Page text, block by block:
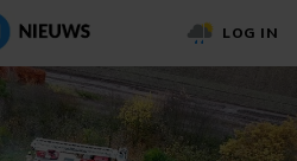
LOG IN